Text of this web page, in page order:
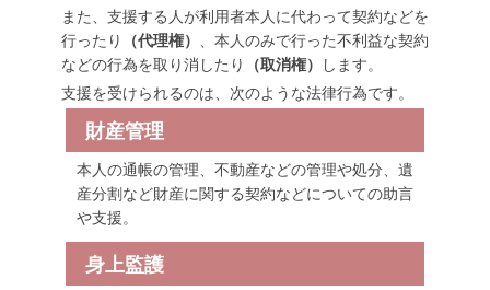
また、支援する人が利用者本人に代わって契約などを
行ったり （代理権） 、本人のみで行った不利益な契約
などの行為を取り消したり （取消権） します。
支援を受けられるのは、次のような法律行為です。
財産管理
本人の通帳の管理、不動産などの管理や処分、遺
産分割など財産に関する契約などについての助言
や支援。
身上監護